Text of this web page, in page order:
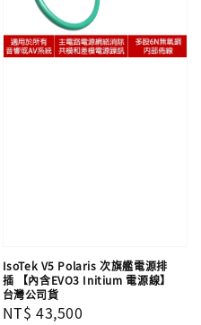
IsoTek V5 Polaris 次旗艦電源排
插 【內含EVO3 Initium 電源線】
台灣公司貨
Regular
NT$ 43,500